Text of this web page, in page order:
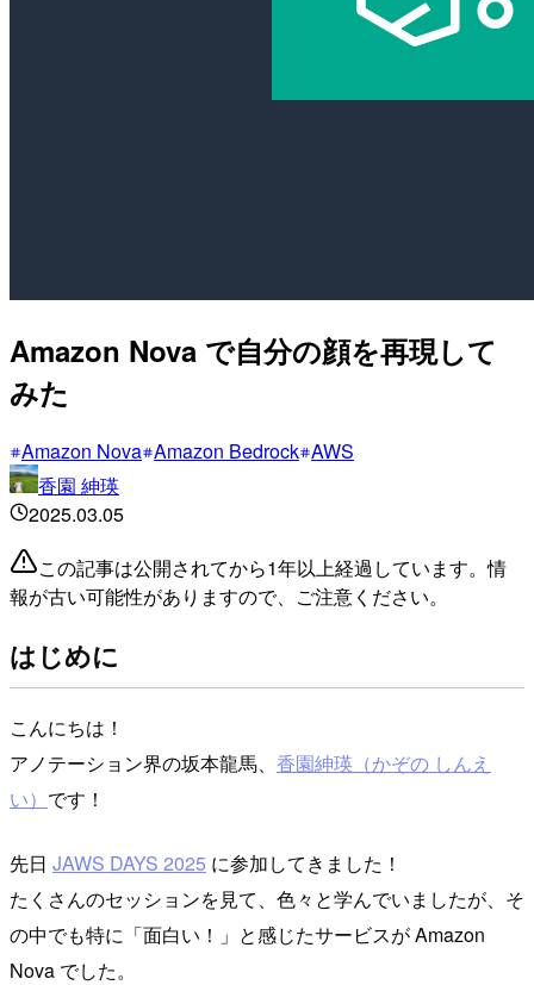
Amazon Nova で自分の顔を再現して
みた
Amazon Nova Amazon Bedrock AWS
香園 紳瑛
2025.03.05
この記事は公開されてから1年以上経過しています。情
報が古い可能性がありますので、ご注意ください。
はじめに
こんにちは！
アノテーション界の坂本龍馬、 香園紳瑛（かぞの しんえ
い） です！
先日 JAWS DAYS 2025 に参加してきました！
たくさんのセッションを見て、色々と学んでいましたが、そ
の中でも特に「面白い！」と感じたサービスが Amazon
Nova でした。